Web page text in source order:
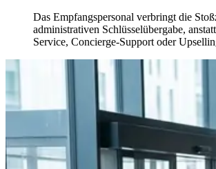
Das Empfangspersonal verbringt die
administrativen Schlüsselübergabe,
Service, Concierge-Support oder